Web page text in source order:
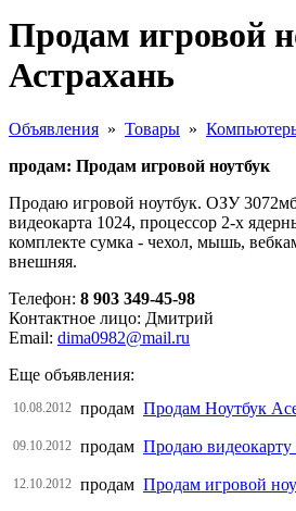
Продам игровой
Астрахань
Объявления » Товары »
продам: Продам игровой ноутбук
Продаю игровой ноутбук. ОЗУ
видеокарта 1024, процессор 2-х
комплекте сумка - чехол, мышь,
внешняя.
Телефон: 8 903 349-45-98
Контактное лицо: Дмитрий
Email: dima0982@mail.ru
Еще объявления:
10.08.2012 продам Продам Ноутбук
09.10.2012 продам Продаю видеокарту
12.10.2012 продам Продам игровой